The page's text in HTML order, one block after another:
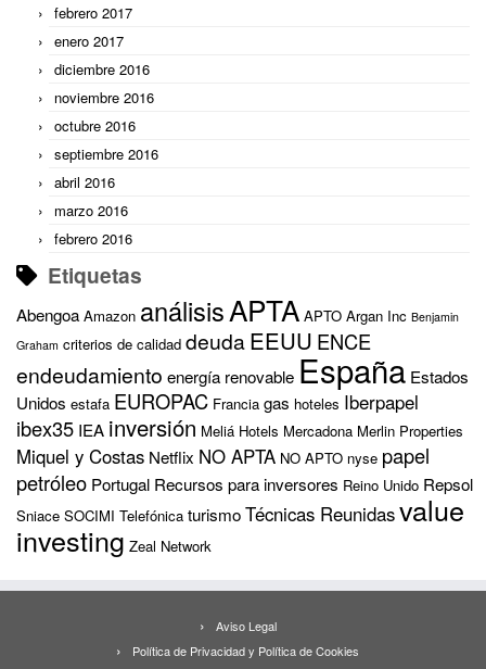
febrero 2017
enero 2017
diciembre 2016
noviembre 2016
octubre 2016
septiembre 2016
abril 2016
marzo 2016
febrero 2016
Etiquetas
Abengoa Amazon análisisAPTA APTO Argan Inc Benjamin
Graham criterios de calidad deudaEEUU ENCE
endeudamiento energía renovable España Estados
Unidos estafa EUROPAC Francia gas hoteles Iberpapel
ibex35 IEA inversión Meliá Hotels Mercadona Merlin Properties
Miquel y Costas Netflix NO APTA NO APTO nyse papel
petróleo Portugal Recursos para inversores Reino Unido Repsol
Sniace SOCIMI Telefónica turismoTécnicas Reunidasvalue
investing Zeal Network
Aviso Legal
Política de Privacidad y Política de Cookies